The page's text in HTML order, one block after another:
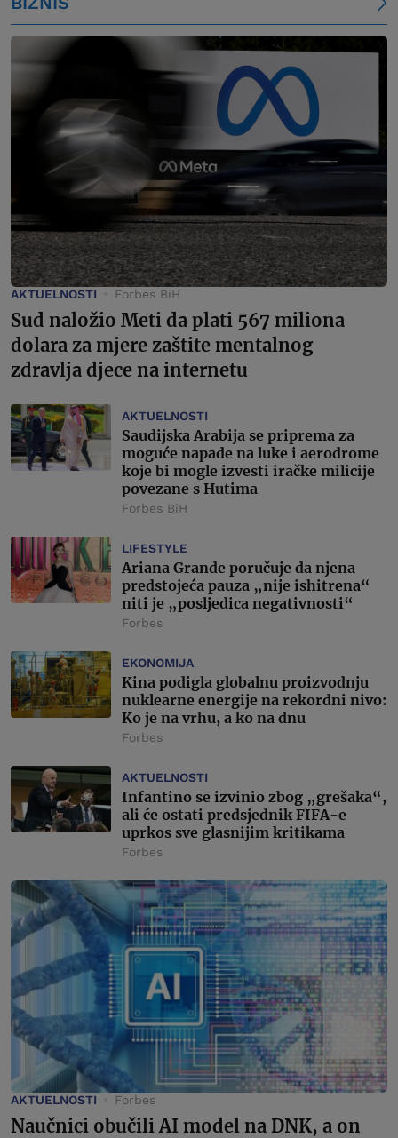
AKTUELNOSTI Forbes BiH
Sud naložio Meti da plati 567 miliona
dolara za mjere zaštite mentalnog
zdravlja djece na internetu
AKTUELNOSTI
Saudijska Arabija se priprema za
moguće napade na luke i aerodrome
koje bi mogle izvesti iračke milicije
povezane s Hutima
Forbes BiH
LIFESTYLE
Ariana Grande poručuje da njena
predstojeća pauza „nije ishitrena“
niti je „posljedica negativnosti“
Forbes
EKONOMIJA
Kina podigla globalnu proizvodnju
nuklearne energije na rekordni nivo:
Ko je na vrhu, a ko na dnu
Forbes
AKTUELNOSTI
Infantino se izvinio zbog „grešaka“,
ali će ostati predsjednik FIFA-e
uprkos sve glasnijim kritikama
Forbes
AKTUELNOSTI Forbes
Naučnici obučili AI model na DNK, a on